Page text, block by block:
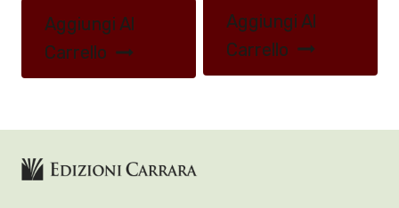
Aggiungi Al
Carrello
Aggiungi Al
Carrello